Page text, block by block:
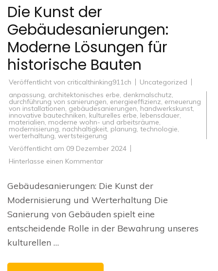
Die Kunst der
Gebäudesanierungen:
Moderne Lösungen für
historische Bauten
Veröffentlicht von criticalthinking911ch
Uncategorized
anpassung architektonisches erbe denkmalschutz
durchführung von sanierungen energieeffizienz erneuerung
von installationen gebäudesanierungen handwerkskunst
innovative bautechniken kulturelles erbe lebensdauer
materialien moderne wohn- und arbeitsräume
modernisierung nachhaltigkeit planung technologie
werterhaltung,wertsteigerung
Veröffentlicht am 09 Dezember 2024
Hinterlasse einen Kommentarzu
Gebäudesanierungen:
Lösungen
historische
Bauten
Gebäudesanierungen: Die Kunst der
Modernisierung und Werterhaltung Die
Sanierung von Gebäuden spielt eine
entscheidende Rolle in der Bewahrung unseres
kulturellen …